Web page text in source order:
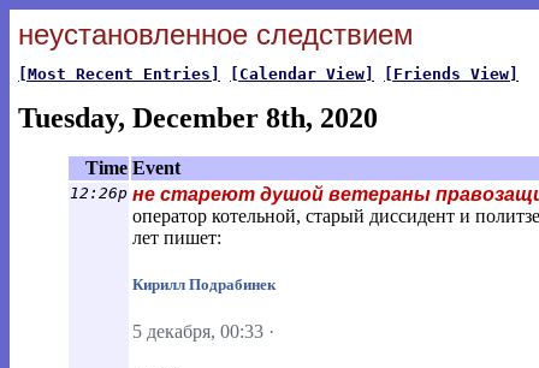
неустановленное следствием
[Most Recent Entries] [Calendar View] [Friends View]
Tuesday, December 8th, 2020
Time Event
12:26p не стареют душой ветераны
оператор котельной, старый диссидент и
лет пишет:
Кирилл Подрабинек
5 декабря, 00:33 ·